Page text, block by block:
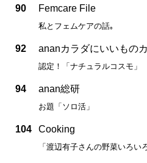
90 Femcare File
私とフェムケアの話｡
92 ananカラダにいいもの
認定！「ナチュラルコスモ」
94 anan総研
お題「ソロ活」
104 Cooking
「渡辺有子さんの野菜いろい